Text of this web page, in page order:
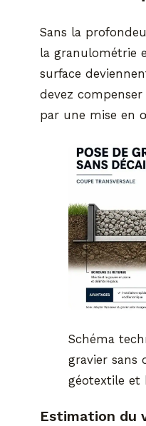
Sans la
la granulométrie
surface
devez compenser
par une mise en
Schéma
gravier sans
géotextile et
Estimation du